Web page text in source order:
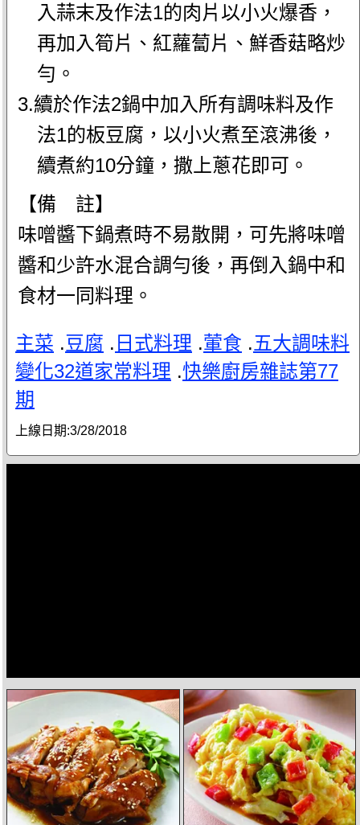
入蒜末及作法1的肉片以小火爆香，
再加入筍片、紅蘿蔔片、鮮香菇略炒
勻。
3.續於作法2鍋中加入所有調味料及作
法1的板豆腐，以小火煮至滾沸後，
續煮約10分鐘，撒上蔥花即可。
【備 註】
味噌醬下鍋煮時不易散開，可先將味噌
醬和少許水混合調勻後，再倒入鍋中和
食材一同料理。
主菜 .豆腐 . 日式料理 .葷食 .五大調味料
變化32道家常料理 .快樂廚房雜誌第77
期
上線日期:3/28/2018